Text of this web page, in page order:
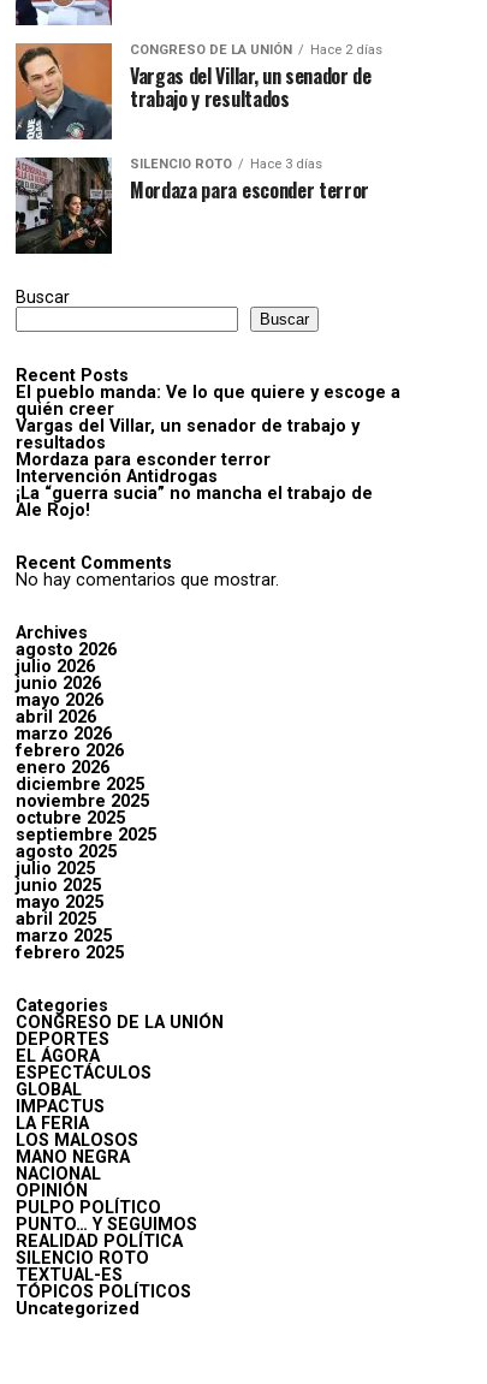
CONGRESO DE LA UNIÓN Hace 2 días
Vargas del Villar, un senador de
trabajo y resultados
SILENCIO ROTO Hace 3 días
Mordaza para esconder terror
Buscar
Buscar
Recent Posts
El pueblo manda: Ve lo que quiere y escoge a
quién creer
Vargas del Villar, un senador de trabajo y
resultados
Mordaza para esconder terror
Intervención Antidrogas
¡La “guerra sucia” no mancha el trabajo de
Ale Rojo!
Recent Comments
No hay comentarios que mostrar.
Archives
agosto 2026
julio 2026
junio 2026
mayo 2026
abril 2026
marzo 2026
febrero 2026
enero 2026
diciembre 2025
noviembre 2025
octubre 2025
septiembre 2025
agosto 2025
julio 2025
junio 2025
mayo 2025
abril 2025
marzo 2025
febrero 2025
Categories
CONGRESO DE LA UNIÓN
DEPORTES
EL ÁGORA
ESPECTÁCULOS
GLOBAL
IMPACTUS
LA FERIA
LOS MALOSOS
MANO NEGRA
NACIONAL
OPINIÓN
PULPO POLÍTICO
PUNTO… Y SEGUIMOS
REALIDAD POLÍTICA
SILENCIO ROTO
TEXTUAL-ES
TÓPICOS POLÍTICOS
Uncategorized